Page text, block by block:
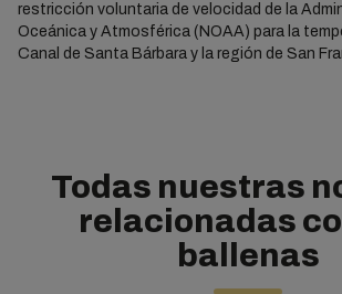
restricción voluntaria de velocidad de la
Oceánica y Atmosférica (NOAA) para la
Canal de Santa Bárbara y la región de San
Todas nuestras
relacionadas
ballenas